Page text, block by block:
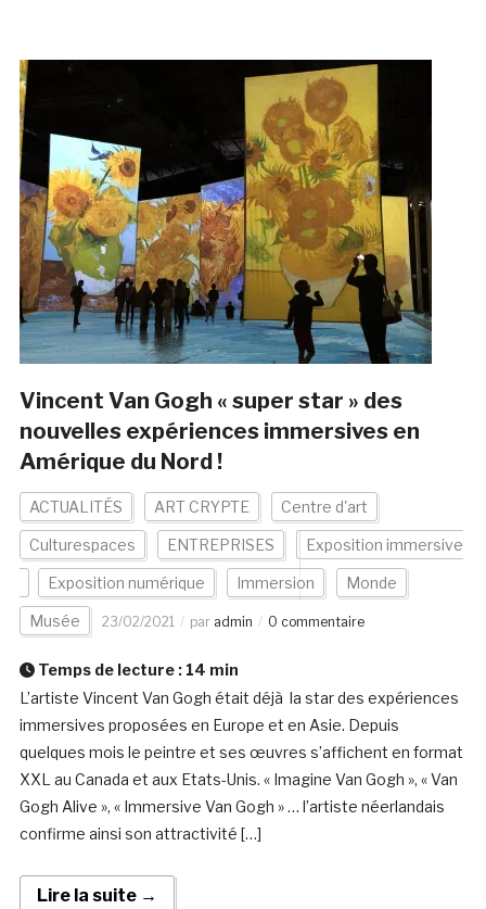
Vincent Van Gogh « super star » des
nouvelles expériences immersives en
Amérique du Nord !
ACTUALITÉS ART CRYPTE Centre d'art
Culturespaces ENTREPRISES Exposition immersive
Exposition numérique Immersion Monde
Musée 23/02/2021 par admin 0 commentaire
Temps de lecture : 14 min
L’artiste Vincent Van Gogh était déjà la star des expériences
immersives proposées en Europe et en Asie. Depuis
quelques mois le peintre et ses œuvres s’affichent en format
XXL au Canada et aux Etats-Unis. « Imagine Van Gogh », « Van
Gogh Alive », « Immersive Van Gogh » … l’artiste néerlandais
confirme ainsi son attractivité […]
Lire la suite →